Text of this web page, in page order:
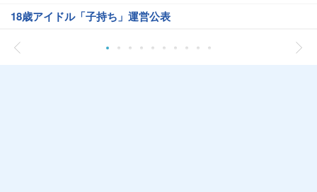
18歳アイドル「子持ち」運営公表